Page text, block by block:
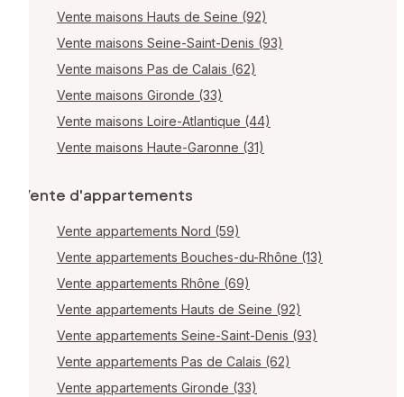
Vente maisons Hauts de Seine (92)
Vente maisons Seine-Saint-Denis (93)
Vente maisons Pas de Calais (62)
Vente maisons Gironde (33)
Vente maisons Loire-Atlantique (44)
Vente maisons Haute-Garonne (31)
Vente d'appartements
Vente appartements Nord (59)
Vente appartements Bouches-du-Rhône (13)
Vente appartements Rhône (69)
Vente appartements Hauts de Seine (92)
Vente appartements Seine-Saint-Denis (93)
Vente appartements Pas de Calais (62)
Vente appartements Gironde (33)